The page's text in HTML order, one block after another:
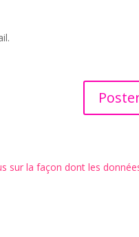
sur la façon dont les